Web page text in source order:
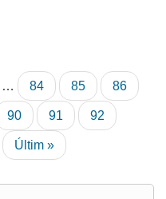
… Pàgina
84 Pàgina
85 Pàgina
86
Pàgina
90
Pàgina
actual
91 Pàgina
92
Última
Últim »